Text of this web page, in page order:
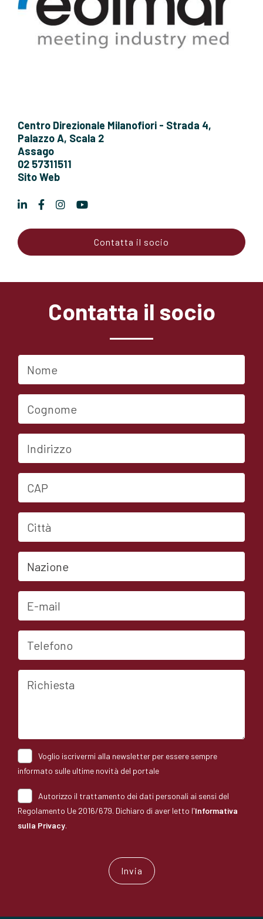
Centro Direzionale Milanofiori - Strada 4,
Palazzo A, Scala 2
Assago
02 57311511
Sito Web
Contatta il socio
Contatta il socio
Nome
Cognome
Indirizzo
CAP
Città
Nazione
E-mail
Telefono
Richiesta
Voglio iscrivermi alla newsletter per essere sempre
informato sulle ultime novità del portale
Autorizzo il trattamento dei dati personali ai sensi del
Regolamento Ue 2016/679. Dichiaro di aver letto l'Informativa
sulla Privacy.